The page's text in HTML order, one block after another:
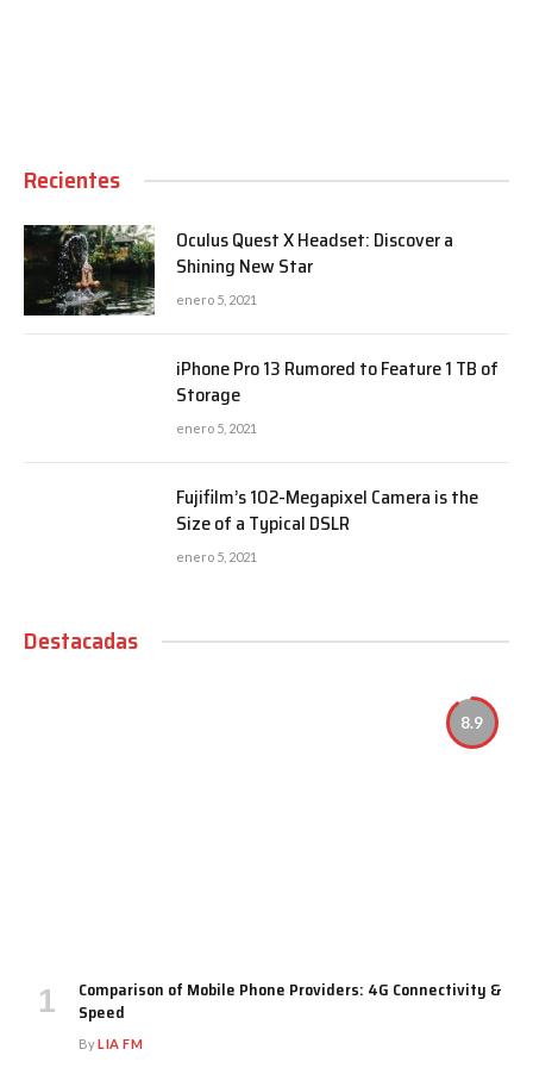
Recientes
Oculus Quest X Headset: Discover a
Shining New Star
enero 5, 2021
iPhone Pro 13 Rumored to Feature 1 TB of
Storage
enero 5, 2021
Fujifilm’s 102-Megapixel Camera is the
Size of a Typical DSLR
enero 5, 2021
Destacadas
8.9
Comparison of Mobile Phone Providers: 4G Connectivity &
Speed
ByLIA FM